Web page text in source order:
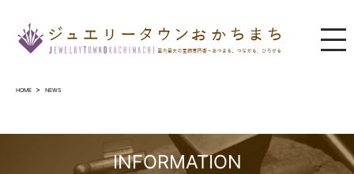
HOME NEWS
INFORMATION